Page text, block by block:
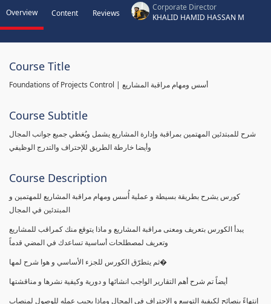
Overview Content Reviews
Corporate Director
KHALID HAMID HASSAN M
Course Title
Foundations of Projects Control | أسس ومهام مراقبة المشاريع
Course Subtitle
شرح للمبتدئين المهتمين بمراقبة وإدارة المشاريع يشمل ويُغطي جميع جوانب المجال
وأيضا خارطة الطريق للإحتراف والتدرج الوظيفي
Course Description
كورس يشرح بطريقة بسيطة و عملية أُسس ومهام مراقبة المشاريع للمهتمين و
المبتدئين في المجال
يبدأ الكورس بتعريف ومعنى مراقبة المشاريع و ماذا يتوقع منك كمراقب للمشاريع
وتعريف لمصطلحات أساسية تساعدك في المضي قدماً
ثم يتطرّق الكورس للجزء الأساسي و هوا شرح لمها�
أيضاً تم شرح أهم التقارير الواجب انشائها و دورية وكيفية نشرها و مناقشتها
إنتهاءً بنصائح لكيفية التوسع و الإحتراف في المجال وماذا يجيب عمله للوصول لمنصاب